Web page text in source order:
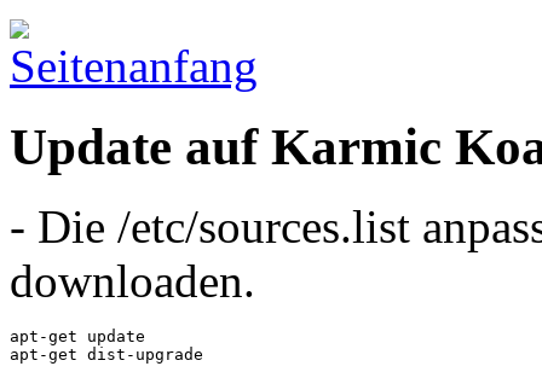
Update auf Karmic
- Die /etc/sources.list
downloaden.
apt-get update
apt-get dist-upgrade